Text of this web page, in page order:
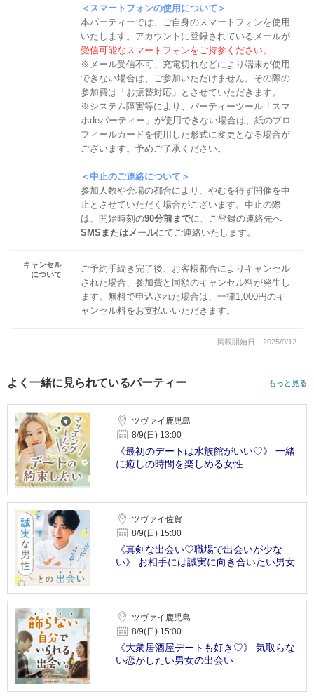
＜スマートフォンの使用について＞
本パーティーでは、ご自身のスマートフォンを使用
いたします。アカウントに登録されているメールが
受信可能なスマートフォンをご持参ください。
※メール受信不可、充電切れなどにより端末が使用
できない場合は、ご参加いただけません。その際の
参加費は「お振替対応」とさせていただきます。
※システム障害等により、パーティーツール「スマ
ホdeパーティー」が使用できない場合は、紙のプロ
フィールカードを使用した形式に変更となる場合が
ございます。予めご了承ください。
＜中止のご連絡について＞
参加人数や会場の都合により、やむを得ず開催を中
止とさせていただく場合がございます。中止の際
は、開始時刻の90分前までに、ご登録の連絡先へ
SMSまたはメールにてご連絡いたします。
キャンセル
について
ご予約手続き完了後、お客様都合によりキャンセル
された場合、参加費と同額のキャンセル料が発生し
ます。無料で申込された場合は、一律1,000円のキ
ャンセル料をお支払いいただきます。
掲載開始日：2025/9/12
よく一緒に見られているパーティー もっと見る
ツヴァイ鹿児島
8/9(日) 13:00
《最初のデートは水族館がいい♡》 一緒
に癒しの時間を楽しめる女性
ツヴァイ佐賀
8/9(日) 15:00
《真剣な出会い♡職場で出会いが少な
い》 お相手には誠実に向き合いたい男女
ツヴァイ鹿児島
8/9(日) 15:00
《大衆居酒屋デートも好き♡》 気取らな
い恋がしたい男女の出会い